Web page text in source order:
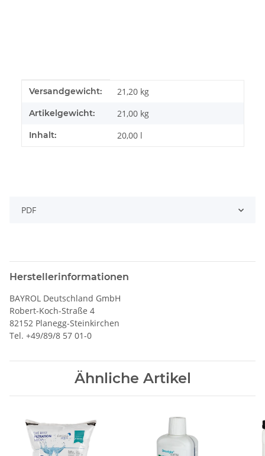
Produkteigenschaft
Wert
Versandgewicht: 21,20 kg
Artikelgewicht: 21,00 kg
Inhalt: 20,00 l
PDF
Herstellerinformationen
BAYROL Deutschland GmbH
Robert-Koch-Straße 4
82152 Planegg-Steinkirchen
Tel. +49/89/8 57 01-0
Ähnliche Artikel